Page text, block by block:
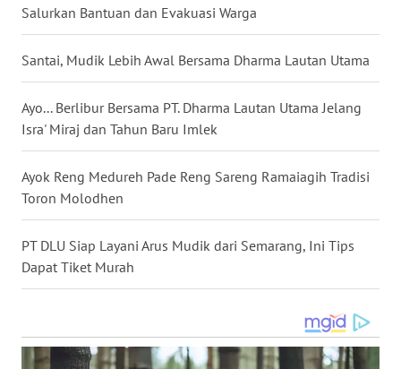
Salurkan Bantuan dan Evakuasi Warga
Santai, Mudik Lebih Awal Bersama Dharma Lautan Utama
Ayo... Berlibur Bersama PT. Dharma Lautan Utama Jelang
Isra' Miraj dan Tahun Baru Imlek
Ayok Reng Medureh Pade Reng Sareng Ramaiagih Tradisi
Toron Molodhen
PT DLU Siap Layani Arus Mudik dari Semarang, Ini Tips
Dapat Tiket Murah
KALTENG
WN
KALTARA
WN
KALSEL
WN
KALTIM